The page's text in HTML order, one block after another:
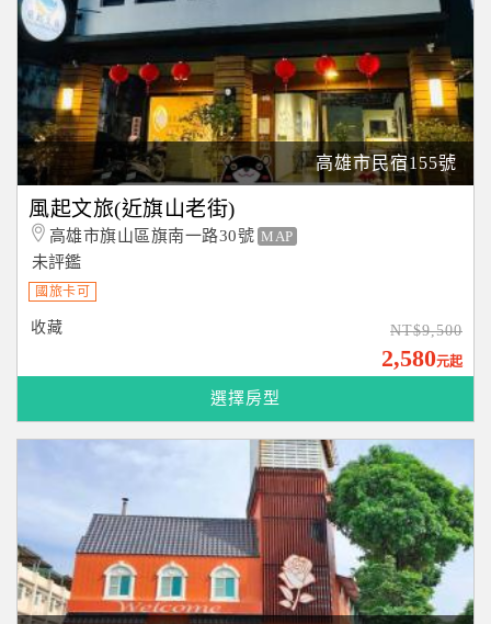
高雄市民宿155號
風起文旅(近旗山老街)
高雄市旗山區旗南一路30號 MAP
未評鑑
國旅卡可
收藏 NT$9,500
2,580元起
選擇房型